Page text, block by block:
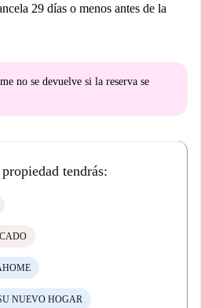
29 días o menos antes de la
no se devuelve si la reserva se
tendrás:
NUEVO HOGAR